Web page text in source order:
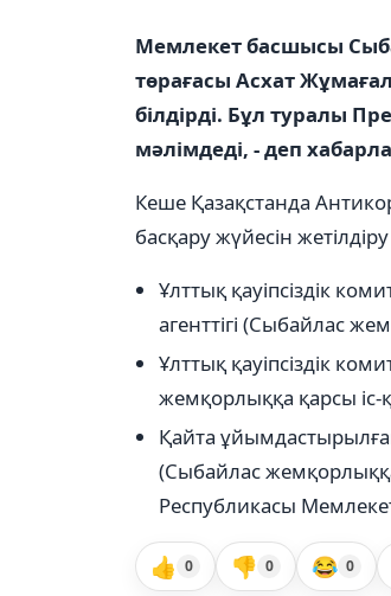
Мемлекет басшысы
төрағасы Асхат
білдірді. Бұл туралы
мәлімдеді, - деп
Кеше Қазақстанда
басқару жүйесін
Ұлттық қауіпсіздік
агенттігі (Сыбайлас
Ұлттық қауіпсіздік
жемқорлыққа қарсы
Қайта
(Сыбайлас
Республикасы
👍 0 👎 0 😂 0